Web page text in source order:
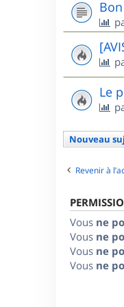
Le
Nouveau
Revenir à
Vous ne
Vous ne
Vous ne
Vous ne